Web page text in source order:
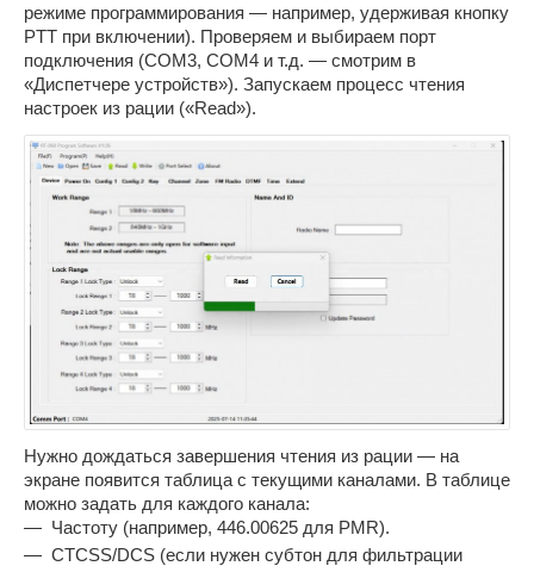
режиме программирования — например, удерживая кнопку
PTT при включении). Проверяем и выбираем порт
подключения (COM3, COM4 и т.д. — смотрим в
«Диспетчере устройств»). Запускаем процесс чтения
настроек из рации («Read»).
Нужно дождаться завершения чтения из рации — на
экране появится таблица с текущими каналами. В таблице
можно задать для каждого канала:
Частоту (например, 446.00625 для PMR).
CTCSS/DCS (если нужен субтон для фильтрации